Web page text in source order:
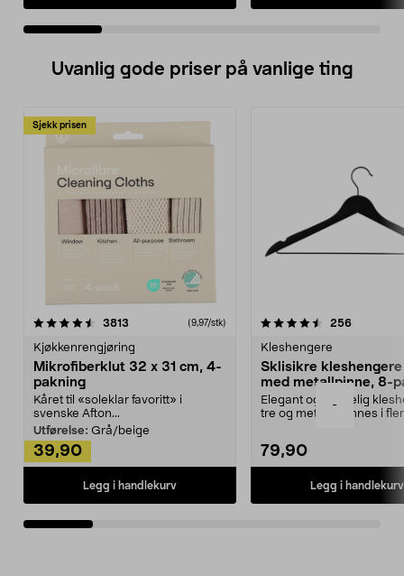
-
Uvanlig gode priser på vanlige ting
Sjekk prisen
3813 anmeldelser(9,97/stk)
Kjøkkenrengjøring
Mikrofiberklut 32 x 31 cm, 4-
pakning
Kåret til «soleklar favoritt» i
svenske Afton...
Utførelse: Grå/beige
39,90
Legg i handlekurv
4.5av 5 stjerner 256
Kleshengere
Sklisikre
med metallpinne, 8-
Elegant og skikkelig
tre og metall – finnes i
79,90
Legg i handlekurv
4.5av 5 stjerner